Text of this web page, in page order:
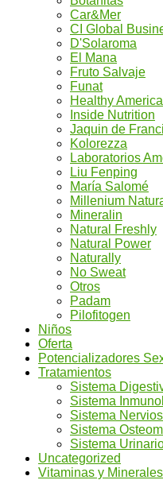
Car&Mer
CI Global
D'Solaroma
El Mana
Fruto Salvaje
Funat
Healthy America
Inside Nutrition
Jaquin de
Kolorezza
Laboratorios
Liu Fenping
María Salomé
Millenium
Mineralin
Natural Freshly
Natural Power
Naturally
No Sweat
Otros
Padam
Pilofitogen
Niños
Oferta
Potencializadores
Tratamientos
Sistema
Sistema
Sistema
Sistema
Sistema
Uncategorized
Vitaminas y Minerales